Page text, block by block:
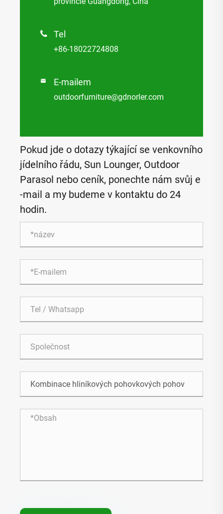
 Tel
+86-18022724808
 E-mailem
outdoorfurniture@gdnorler.com
Pokud jde o dotazy týkající se venkovního
jídelního řádu, Sun Lounger, Outdoor
Parasol nebo ceník, ponechte nám svůj e
-mail a my budeme v kontaktu do 24
hodin.